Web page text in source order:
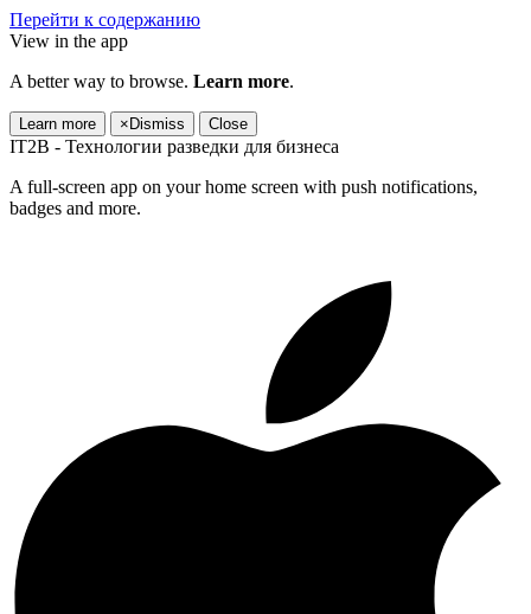
Перейти к содержанию
View in the app
A better way to browse. Learn more.
Learn more × Dismiss Close
IT2B - Технологии разведки для бизнеса
A full-screen app on your home screen with push notifications,
badges and more.